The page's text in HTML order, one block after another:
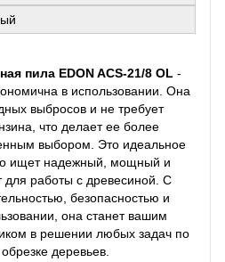
пила EDON ACS-21/8 OL -
в использовании. Она
выбросов и не требует
что делает ее более
выбором. Это идеальное
ищет надежный, мощный и
для работы с древесиной. С
безопасностью и
она станет вашим
в решении любых задач по
деревьев.